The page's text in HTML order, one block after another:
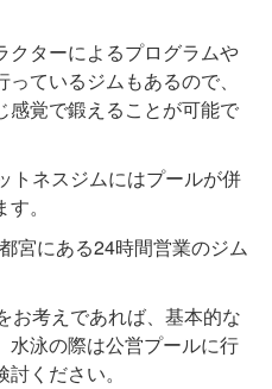
クターによるプログラムや
ているジムもあるので、
感覚で鍛えることが可能で
トネスジムにはプールが併
。
宮にある24時間営業のジム
お考えであれば、基本的な
水泳の際は公営プールに行
ください。